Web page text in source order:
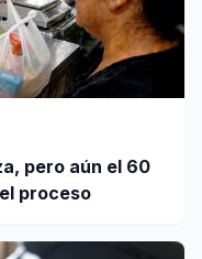
pero aún el 60
proceso